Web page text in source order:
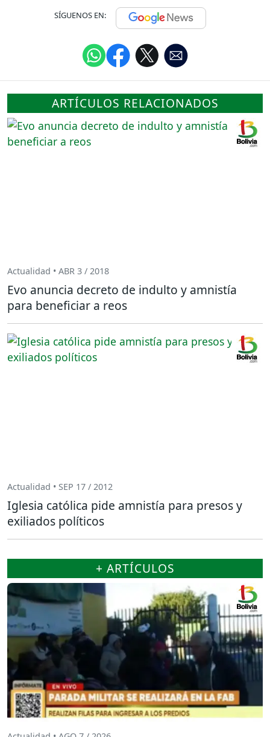
SÍGUENOS EN:
ARTÍCULOS RELACIONADOS
Actualidad • ABR 3 / 2018
Evo anuncia decreto de indulto y amnistía
para beneficiar a reos
Actualidad • SEP 17 / 2012
Iglesia católica pide amnistía para presos y
exiliados políticos
+ ARTÍCULOS